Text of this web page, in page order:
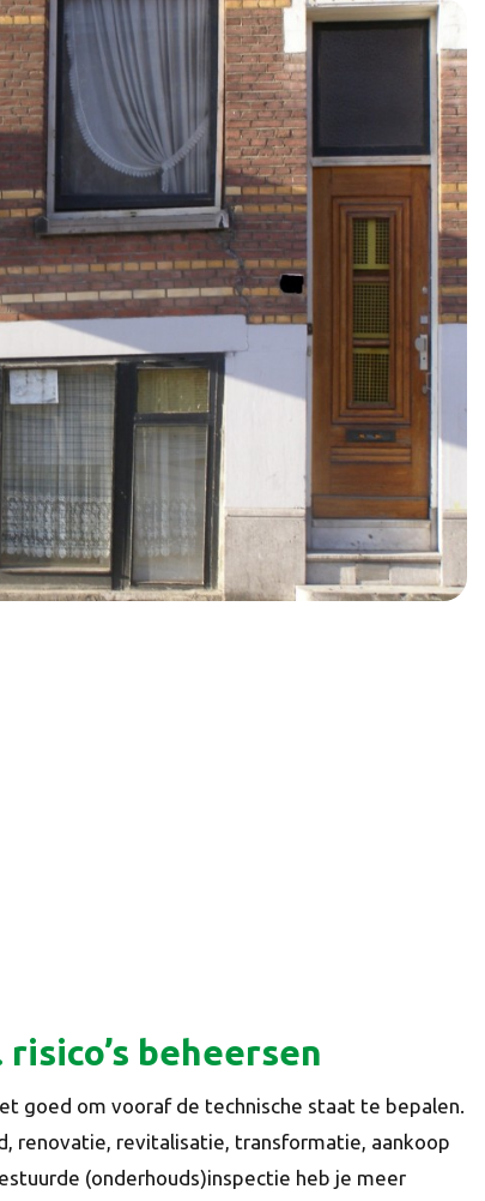
risico’s beheersen
goed om vooraf de technische staat te bepalen.
renovatie, revitalisatie, transformatie, aankoop
(onderhouds)inspectie heb je meer